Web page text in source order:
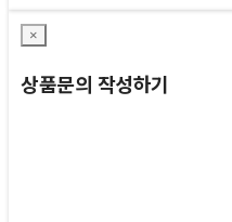
×
상품문의 작성하기